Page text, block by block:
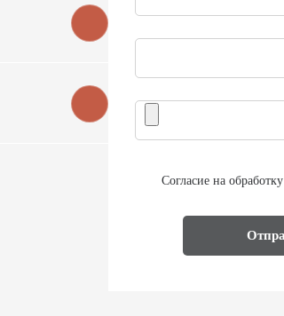
Согласие на обработку